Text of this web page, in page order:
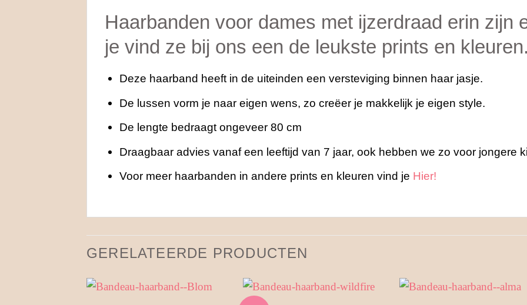
Haarbanden voor dames met ijzerdraad erin zijn
je vind ze bij ons een de leukste prints en kleuren.
Deze haarband heeft in de uiteinden een versteviging binnen haar jasje.
De lussen vorm je naar eigen wens, zo creëer je makkelijk je eigen style.
De lengte bedraagt ongeveer 80 cm
Draagbaar advies vanaf een leeftijd van 7 jaar, ook hebben we zo voor jongere
Voor meer haarbanden in andere prints en kleuren vind je Hier!
GERELATEERDE PRODUCTEN